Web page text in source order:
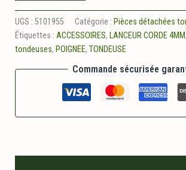
poignee
et
corde
de
UGS : 5101955 Catégorie : Pièces détachées
Étiquettes : ACCESSOIRES, LANCEUR CORDE 4MM,
tondeuses, POIGNEE, TONDEUSE
Commande sécurisée